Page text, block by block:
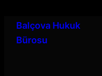
Balçova Hukuk
Bürosu